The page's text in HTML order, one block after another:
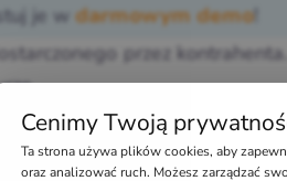
je w darmowym demo!
przez
Cenimy Twoją
Ta strona używa plików cookies, aby
oraz analizować ruch. Możesz zarządzać